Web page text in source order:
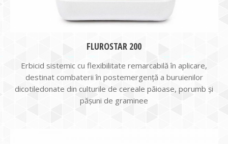
FLUROSTAR 200
Erbicid sistemic cu flexibilitate remarcabilă în aplicare,
destinat combaterii în postemergență a buruienilor
dicotiledonate din culturile de cereale păioase, porumb și
pășuni de graminee